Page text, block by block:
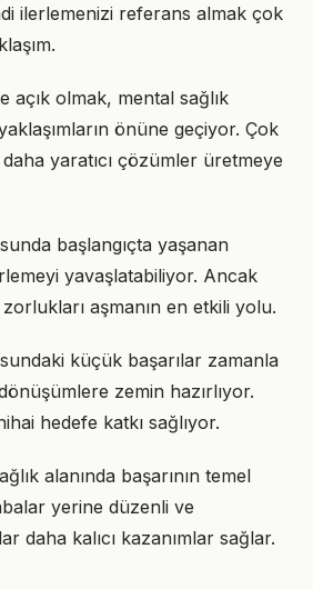
ilerlemenizi referans almak çok
açık olmak, mental sağlık
önüne geçiyor. Çok
yaratıcı çözümler üretmeye
başlangıçta yaşanan
yavaşlatabiliyor. Ancak
aşmanın en etkili yolu.
küçük başarılar zamanla
zemin hazırlıyor.
hedefe katkı sağlıyor.
alanında başarının temel
yerine düzenli ve
daha kalıcı kazanımlar sağlar.